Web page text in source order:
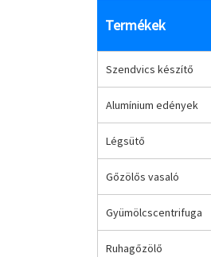
Termékek
Szendvics készítő
Alumínium edények
Légsütő
Gőzölős vasaló
Gyümölcscentrifuga
Ruhagőzölő